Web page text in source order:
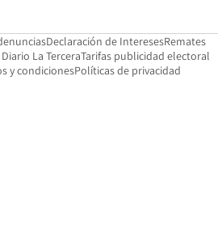
Opens in new window
Declaración de InteresesOpens in
Remates
new window
La TerceraOpens in new window
Tarifas publicidad electoral
new window
y condicionesPolíticas de privacidad